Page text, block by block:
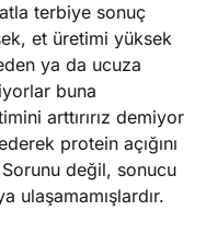
terbiye sonuç
et üretimi yüksek
ya da ucuza
buna
arttırırız demiyor
protein açığını
değil, sonucu
ulaşamamışlardır.